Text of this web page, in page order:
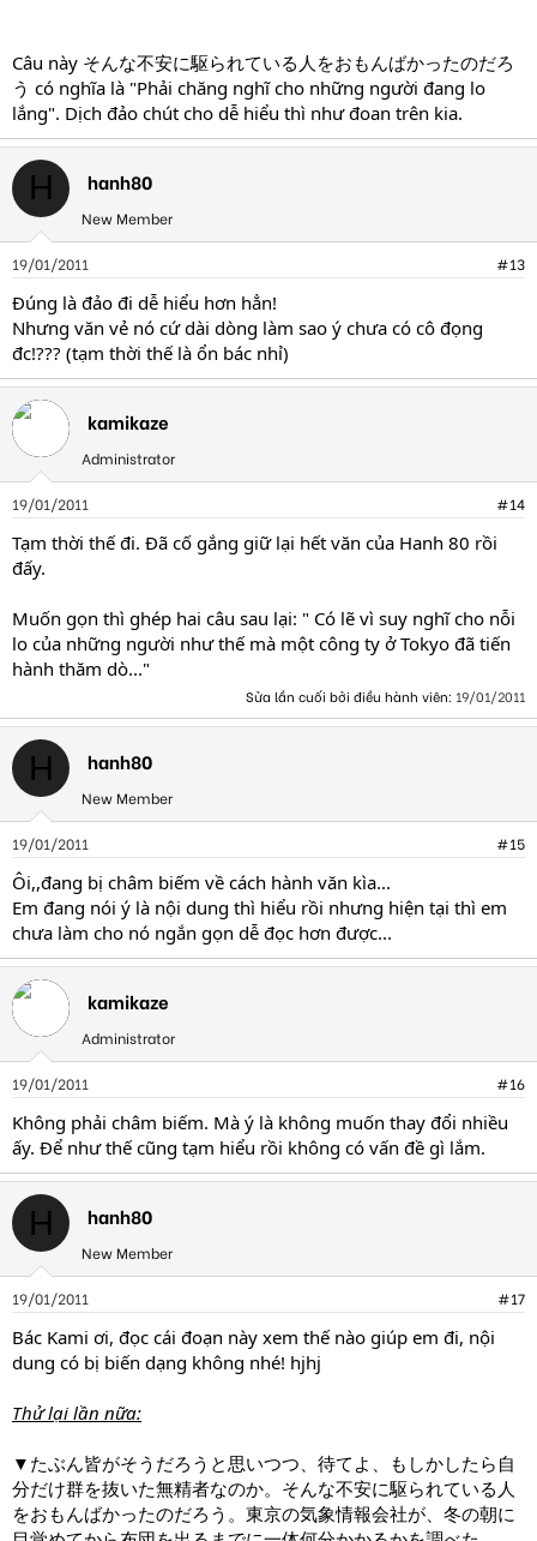
Câu này そんな不安に駆られている人をおもんばかったのだろ
う có nghĩa là "Phải chăng nghĩ cho những người đang lo
lắng". Dịch đảo chút cho dễ hiểu thì như đoan trên kia.
H hanh80
New Member
19/01/2011 #13
Đúng là đảo đi dễ hiểu hơn hẳn!
Nhưng văn vẻ nó cứ dài dòng làm sao ý chưa có cô đọng
đc!??? (tạm thời thế là ổn bác nhỉ)
kamikaze
Administrator
19/01/2011 #14
Tạm thời thế đi. Đã cố gắng giữ lại hết văn của Hanh 80 rồi
đấy.
Muốn gọn thì ghép hai câu sau lại: " Có lẽ vì suy nghĩ cho nỗi
lo của những người như thế mà một công ty ở Tokyo đã tiến
hành thăm dò..."
Sửa lần cuối bởi điều hành viên: 19/01/2011
H hanh80
New Member
19/01/2011 #15
Ôi,,đang bị châm biếm về cách hành văn kìa...
Em đang nói ý là nội dung thì hiểu rồi nhưng hiện tại thì em
chưa làm cho nó ngắn gọn dễ đọc hơn được...
kamikaze
Administrator
19/01/2011 #16
Không phải châm biếm. Mà ý là không muốn thay đổi nhiều
ấy. Để như thế cũng tạm hiểu rồi không có vấn đề gì lắm.
H hanh80
New Member
19/01/2011 #17
Bác Kami ơi, đọc cái đoạn này xem thế nào giúp em đi, nội
dung có bị biến dạng không nhé! hjhj
Thử lại lần nữa:
▼たぶん皆がそうだろうと思いつつ、待てよ、もしかしたら自
分だけ群を抜いた無精者なのか。そんな不安に駆られている人
をおもんばかったのだろう。東京の気象情報会社が、冬の朝に